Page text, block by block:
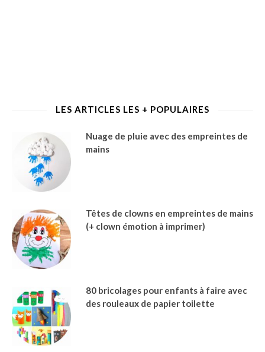
LES ARTICLES LES + POPULAIRES
Nuage de pluie avec des empreintes de
mains
Têtes de clowns en empreintes de mains
(+ clown émotion à imprimer)
80 bricolages pour enfants à faire avec
des rouleaux de papier toilette